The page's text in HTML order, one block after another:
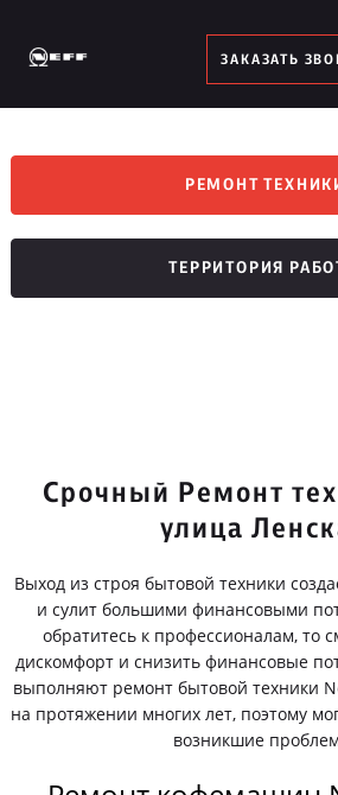
ЗАКАЗАТЬ
РЕМОНТ
ТЕРРИТОРИЯ
Срочный Ремонт
улица
Выход из строя бытовой техники
и сулит большими финансовыми
обратитесь к профессионалам, то
дискомфорт и снизить финансовые
выполняют ремонт бытовой техники
на протяжении многих лет, поэтому
возникшие